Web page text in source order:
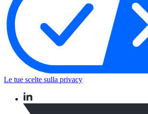
Le tue scelte sulla privacy